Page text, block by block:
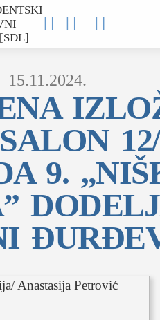
  
15.11.2024.
9.